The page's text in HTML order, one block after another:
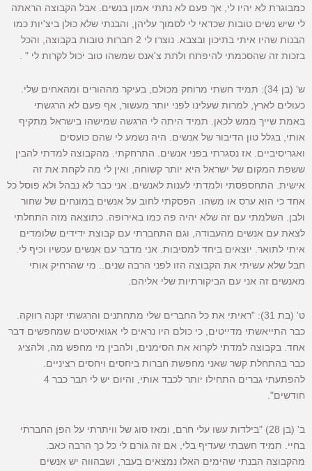
כמבוגרת לא יהיו לי, אך פעם לא נתתי אמון בנשים. אבל הקבוצה הראתה
לי שיש נשים טובות שכדאי לי לסמוך עליהן, והבנתי שלא כולן ביצ'יות כמו
הבנות שהיו איתי בתיכון ובצבא. נוצרו לי 2 חברות טובות בקבוצה, והכל
בזכות זה שהסכמתי להיפתח ולתת צ'אנס שמשהו טוב יכול לקרות לי " .
ש' (בן 34): תמיד חשתי מרוחק מכולם, בעיקר מההורים ומהאחים שלי.
כעולים לארץ, למרות שעלינו לפני יותר מעשור, אף פעם לא הרגשתי
באמת שייך ממש לכאן. תמיד היתה לי הרגשה שמישהו בישראל מתקיף
אותי, בגלל טון הדיבור של אנשים. היה נשמע לי שהם כועסים
ואגריסיביים. אז נסגרתי בפני אנשים. התרחקתי. מהקבוצה למדתי להבין
ששפת המקום של ישראל היא יותר קשוחה, ואין לי מה לקחת את זה
אישית. התחספסתי ולמדתי לענות לאנשים. אני כבר לא נבהל ולא פוסל כל
אחד כי הוא ערס או משהו. הפסקתי לחוב על אנשים במונחים של שחור
ולבן. השלמתי עם זה שלא יהיה פה כמו באירופה. כתוצאה מזה התחלתי
לצאת עם אנשים מהעבודה, וגם התחברתי עם קבוצת ידידים שלומדים
איתי לתואר. יוצאים ביחד למסיבות. אני מדבר עם אנשים עכשיו וכיף לי.
חבל שלא עשיתי את הקבוצה הזו לפני הרבה שנים.. מי שהרחיק אותי
מאנשים זה אני עם הביקורתיות שלי אליהם.
ט' (בת 31): "ראיתי את כל החברים שלי מתחתנים והרגשתי זקנה רווקה.
כבר התייאשתי מדייטים, כי כולם היו נראים לי אגואיסטים שמחפשים דבר
אחד. בקבוצה למדתי לקרוא את הסימנים, ולהבין מי מחפש מה, ולהציג
כבר בהתחלת קשר שאני מחפשת חברות ביחסים ויחסים רציניים.
להפתעתי גברים התחילו יותר לכבד אותי, והיום יש לי חבר כבר 4
חודשים".
ב' (בן 28) "בילדות עשו עלי חרם, ומאז סוג של וויתרתי על הפן החברתי
בחיי. תמיד חשבתי שעדיף בלי, אם זה גורם לי כל כך הרבה כאב.
מהקבוצה הבנתי שהימים האלו נמצאים בעבר, ושבהווה יש אנשים